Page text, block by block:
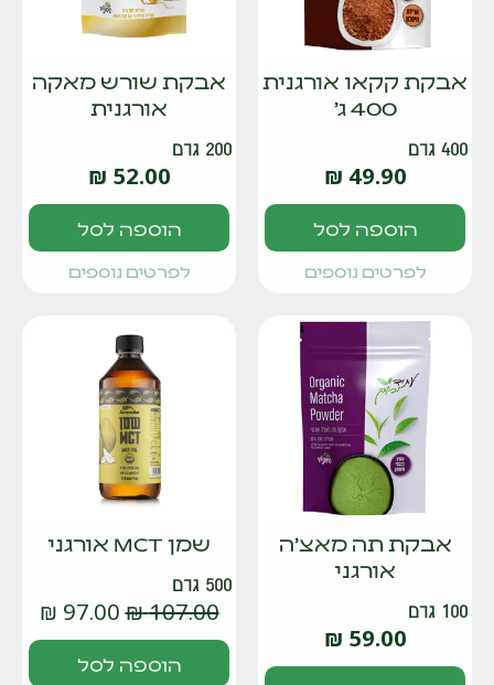
אבקת קקאו אורגנית
400 ג'
400 גרם
49.90
₪
הוספה לסל
לפרטים נוספים
אבקת שורש מאקה
אורגנית
200 גרם
52.00
₪
הוספה לסל
לפרטים נוספים
אבקת תה מאצ'ה
אורגני
100 גרם
59.00
₪
שמן MCT אורגני
500 גרם
107.00
₪
97.00
₪
הוספה לסל